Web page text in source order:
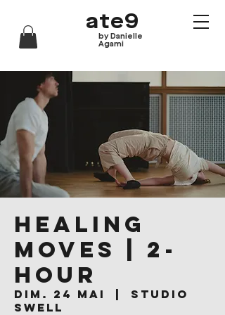
ate9
by Danielle
Agami
Healing
Moves | 2-
hour
dim. 24 mai
Studio
Swell